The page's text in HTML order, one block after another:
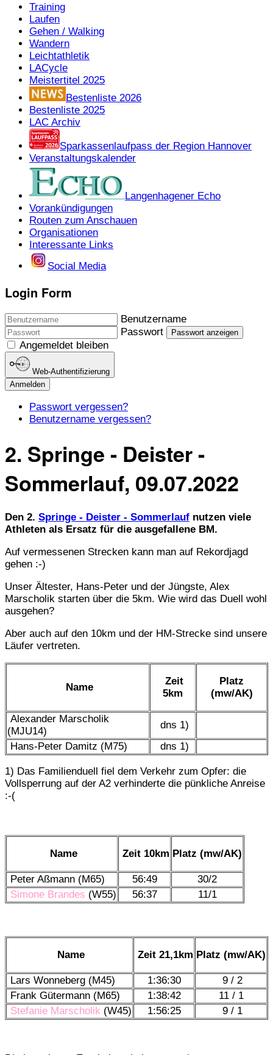
Training
Laufen
Gehen / Walking
Wandern
Leichtathletik
LACycle
Meistertitel 2025
Bestenliste 2026
Bestenliste 2025
LAC Archiv
Sparkassenlaufpass der Region Hannover
Veranstaltungskalender
Langenhagener Echo
Vorankündigungen
Routen zum Anschauen
Organisationen
Interessante Links
Social Media
Login Form
Benutzername
Passwort
Passwort anzeigen
Angemeldet bleiben
Web-Authentifizierung
Anmelden
Passwort vergessen?
Benutzername vergessen?
2. Springe - Deister -
Sommerlauf, 09.07.2022
Den 2. Springe - Deister - Sommerlauf nutzen viele
Athleten als Ersatz für die ausgefallene BM.
Auf vermessenen Strecken kann man auf Rekordjagd
gehen :-)
Unser Ältester, Hans-Peter und der Jüngste, Alex
Marscholik starten über die 5km. Wie wird das Duell wohl
ausgehen?
Aber auch auf den 10km und der HM-Strecke sind unsere
Läufer vertreten.
Name
Zeit
5km
Platz
(mw/AK)
Alexander Marscholik
(MJU14)
dns 1)
Hans-Peter Damitz (M75)
dns 1)
1) Das Familienduell fiel dem Verkehr zum Opfer: die
Vollsperrung auf der A2 verhinderte die pünkliche Anreise
:-(
Name Zeit 10km Platz (mw/AK)
Peter Aßmann (M65) 56:49
30/2
Simone Brandes (W55) 56:37 11/1
Name Zeit 21,1km Platz (mw/AK)
Lars Wonneberg (M45) 1:36:30
9 / 2
Frank Gütermann (M65)
1:38:42
11 / 1
Stefanie Marscholik (W45) 1:56:25 9 / 1